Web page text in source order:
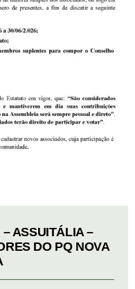
ASSUITÁLIA –
DO PQ NOVA